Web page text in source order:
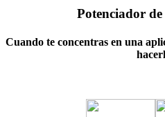
Potenciador
Cuando te concentras en una